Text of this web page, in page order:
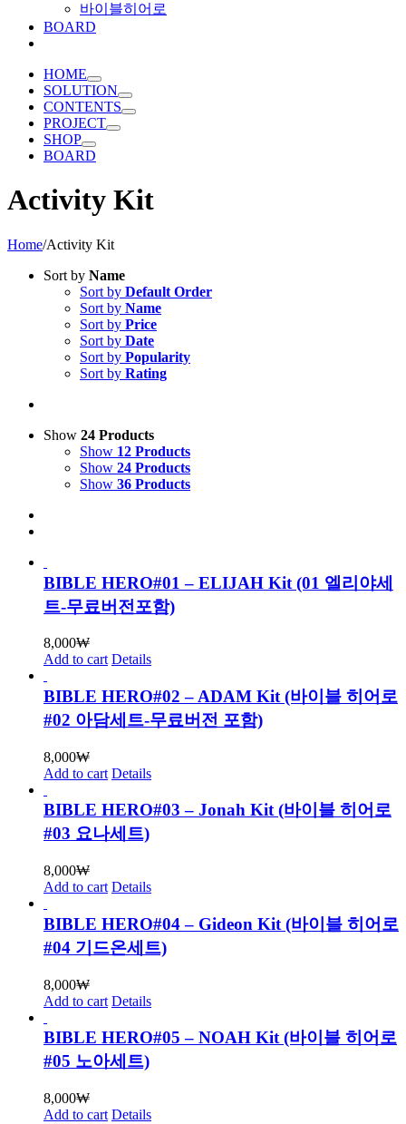
바이블히어로
BOARD
HOME
SOLUTION
CONTENTS
PROJECT
SHOP
BOARD
Activity Kit
Home/Activity Kit
Sort by Name
Sort by Default Order
Sort by Name
Sort by Price
Sort by Date
Sort by Popularity
Sort by Rating
Show 24 Products
Show 12 Products
Show 24 Products
Show 36 Products
BIBLE HERO#01 – ELIJAH Kit (01 엘리야세
트-무료버전포함)
8,000₩
Add to cart Details
BIBLE HERO#02 – ADAM Kit (바이블 히어로
#02 아담세트-무료버전 포함)
8,000₩
Add to cart Details
BIBLE HERO#03 – Jonah Kit (바이블 히어로
#03 요나세트)
8,000₩
Add to cart Details
BIBLE HERO#04 – Gideon Kit (바이블 히어로
#04 기드온세트)
8,000₩
Add to cart Details
BIBLE HERO#05 – NOAH Kit (바이블 히어로
#05 노아세트)
8,000₩
Add to cart Details